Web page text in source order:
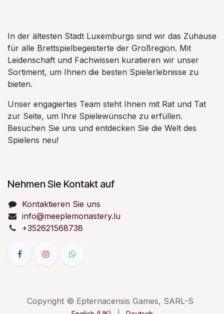
In der ältesten Stadt Luxemburgs sind wir das Zuhause
für alle Brettspielbegeisterte der Großregion. Mit
Leidenschaft und Fachwissen kuratieren wir unser
Sortiment, um Ihnen die besten Spielerlebnisse zu
bieten.
Unser engagiertes Team steht Ihnen mit Rat und Tat
zur Seite, um Ihre Spielewünsche zu erfüllen.
Besuchen Sie uns und entdecken Sie die Welt des
Spielens neu!
Nehmen Sie Kontakt auf
Kontaktieren Sie uns
info@meeplemonastery.lu
+352621568738
Copyright © Epternacensis Games, SARL-S